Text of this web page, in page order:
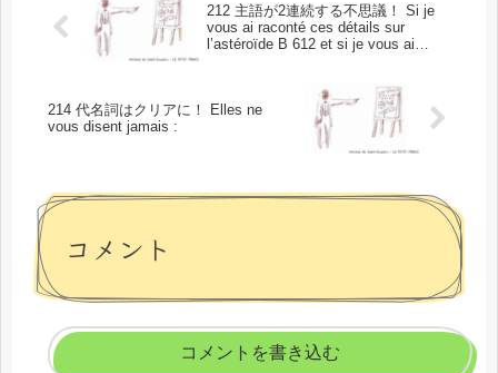
212 主語が2連続する不思議！ Si je
vous ai raconté ces détails sur
l’astéroïde B 612 et si je vous ai
214 代名詞はクリアに！ Elles ne
vous disent jamais :
コメント
コメントを書き込む